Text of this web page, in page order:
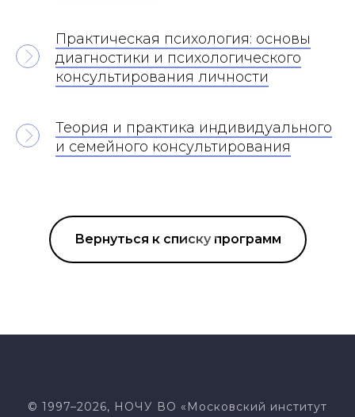
Практическая психология: основы
диагностики и психологического
консультирования личности
Теория и практика индивидуального
и семейного консультирования
Вернуться к списку программ
© 1997–2026, НОЧУ ВО «Московский институт